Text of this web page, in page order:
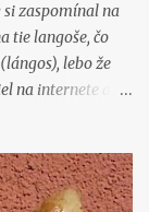
zaspomínal na
tie langoše, čo
lebo že
na internete a
nech si
robil cesto a ona